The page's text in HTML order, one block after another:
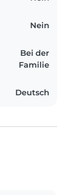
Nein
Bei der
Familie
Deutsch